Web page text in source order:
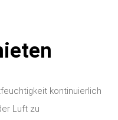
kontinuierlich
Luft zu